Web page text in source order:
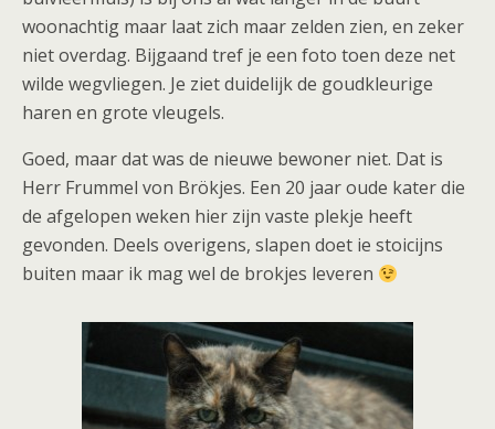
woonachtig maar laat zich maar zelden zien, en zeker
niet overdag. Bijgaand tref je een foto toen deze net
wilde wegvliegen. Je ziet duidelijk de goudkleurige
haren en grote vleugels.
Goed, maar dat was de nieuwe bewoner niet. Dat is
Herr Frummel von Brökjes. Een 20 jaar oude kater die
de afgelopen weken hier zijn vaste plekje heeft
gevonden. Deels overigens, slapen doet ie stoicijns
buiten maar ik mag wel de brokjes leveren